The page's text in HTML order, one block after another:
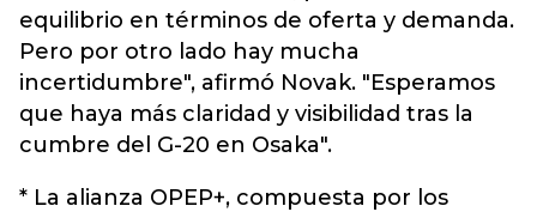
equilibrio en términos de oferta y demanda.
Pero por otro lado hay mucha
incertidumbre", afirmó Novak. "Esperamos
que haya más claridad y visibilidad tras la
cumbre del G-20 en Osaka".
* La alianza OPEP+, compuesta por los